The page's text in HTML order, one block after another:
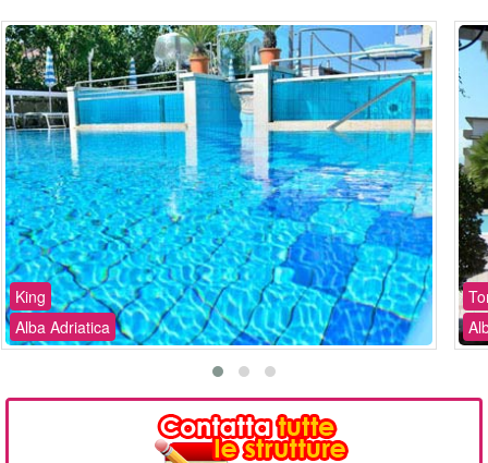
King
Alba Adriatica